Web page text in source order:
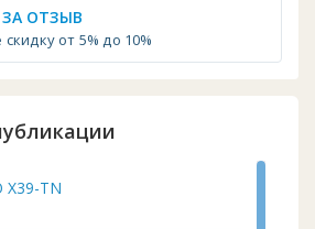
ОТЗЫВ
от 5% до 10%
X39-TN